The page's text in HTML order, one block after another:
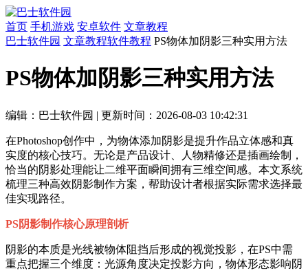
首页 手机游戏 安卓软件 文章教程
巴士软件园 文章教程软件教程 PS物体加阴影三种实用方法
PS物体加阴影三种实用方法
编辑：巴士软件园 | 更新时间：2026-08-03 10:42:31
在Photoshop创作中，为物体添加阴影是提升作品立体感和真
实度的核心技巧。无论是产品设计、人物精修还是插画绘制，
恰当的阴影处理能让二维平面瞬间拥有三维空间感。本文系统
梳理三种高效阴影制作方案，帮助设计者根据实际需求选择最
佳实现路径。
PS阴影制作核心原理剖析
阴影的本质是光线被物体阻挡后形成的视觉投影，在PS中需
重点把握三个维度：光源角度决定投影方向，物体形态影响阴